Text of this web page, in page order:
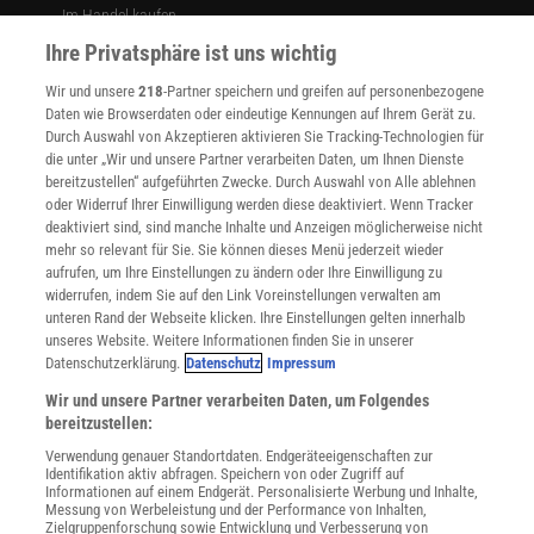
der MS-Aktivität, die mittels Bildgebung durch Magnetresonanz
des Gehirns nachgewiesen wird. Außerdem hatten Patienten mit
Therapie auch weit weniger Rezidive [10].
In der von Apitope in Diepenbeek/Belgien finanzierten Studie von
Wraith erhielten 43 Patienten die Substanz ATX-MS-1467 in jeweils
fünf aufsteigenden Dosierungen, entweder unter oder in die Haut
gespritzt. Bei den Patienten der zweiten Gruppe war laut Wraith
die MS-Aktivität deutlich zurückgegangen, was allerdings nur drei
Monate nach Therapieende anhielt. Die Ergebnisse der Studie sind
bisher aber noch nicht publiziert.
Eine weitere Studie wurde von Steinman durchgeführt. In der
placebokontrollierten Studie bei 80 Diabetespatienten zeigte sich
die Substanz BHT-3021 als sicher. Außerdem war in einer der
Studiengruppen ein Marker für Insulinsekretion statistisch
signifikant angestiegen und die Anzahl der gegen Proinsulin
Im Handel kaufen
Presse
Verträge kündigen
Widerruf
INFO
Mediadaten
Datenschutz
Nutzungsbedingungen
Cookie-Einstellungen
Utiq verwalten
Nutzungsbasierte Onlinewerbung
Alle Artikel
Impressum
Angebote für Schulen
Angebote für Institutionen
Sprachen lernen mit Gymglish
Lexika
Für Spektrum schreiben
Ihre Privatsphäre ist uns wichtig
Wir und unsere218-Partner speichern und greifen auf personenbezogene
Daten wie Browserdaten oder eindeutige Kennungen auf Ihrem Gerät zu.
Durch Auswahl von Akzeptieren aktivieren Sie Tracking-Technologien für
die unter „Wir und unsere Partner verarbeiten Daten, um Ihnen Dienste
bereitzustellen“ aufgeführten Zwecke. Durch Auswahl von Alle ablehnen
oder Widerruf Ihrer Einwilligung werden diese deaktiviert. Wenn Tracker
deaktiviert sind, sind manche Inhalte und Anzeigen möglicherweise nicht
mehr so relevant für Sie. Sie können dieses Menü jederzeit wieder
aufrufen, um Ihre Einstellungen zu ändern oder Ihre Einwilligung zu
widerrufen, indem Sie auf den Link Voreinstellungen verwalten am
unteren Rand der Webseite klicken. Ihre Einstellungen gelten innerhalb
unseres Website. Weitere Informationen finden Sie in unserer
Datenschutzerklärung. Datenschutz Impressum
Wir und unsere Partner verarbeiten Daten, um Folgendes
bereitzustellen:
Verwendung genauer Standortdaten. Endgeräteeigenschaften zur
Identifikation aktiv abfragen. Speichern von oder Zugriff auf
Informationen auf einem Endgerät. Personalisierte Werbung und Inhalte,
Messung von Werbeleistung und der Performance von Inhalten,
Zielgruppenforschung sowie Entwicklung und Verbesserung von